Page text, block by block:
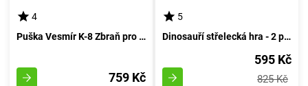
4
Puška Vesmír K-8 Zbraň pro pěnové náboje - rudá
759 Kč
5
Dinosauří střelecká hra - 2 pušky na pěnové koule a cíl v podobě dinosaura
595 Kč
825 Kč